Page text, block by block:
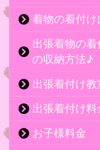
着物の着付
出張着物の
の収納方法♪
出張着付け教
出張着付け料
お子様料金